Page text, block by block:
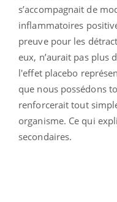
s’accompagnait de
inflammatoires
preuve pour les
eux, n’aurait pas plus
l'effet placebo
que nous possédons
renforcerait tout
organisme. Ce qui
secondaires.